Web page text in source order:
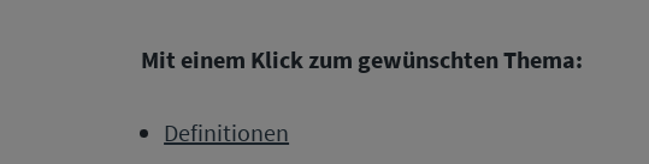
Mit einem Klick zum gewünschten Thema:
Definitionen